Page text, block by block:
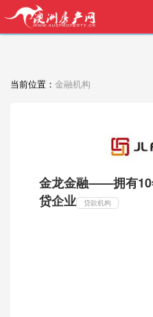
买家中介VIP服
当前位置： 金融机构
金龙金融——拥有10
贷企业
贷款机构